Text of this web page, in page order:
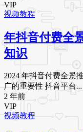
VIP
视频教程
年抖音付费全
知识
2024 年抖音付费全景
广的重要性 抖音平台...
2 年前
VIP
视频教程